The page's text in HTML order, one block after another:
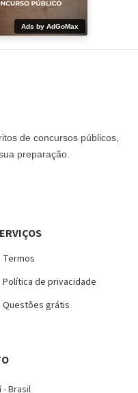
Ads by AdGoMax
de concursos públicos,
preparação.
Termos
Política de privacidade
Questões grátis
- Brasil